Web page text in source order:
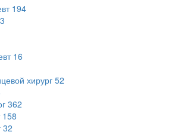
194
16
хирург 52
362
158
32